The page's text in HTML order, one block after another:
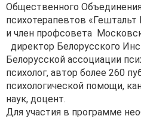
Общественного
психотерапевтов
и член профсовета
директор Белорусского
Белорусской ассоциации
психолог, автор более 260
психологической помощи,
наук, доцент.
Для участия в программе